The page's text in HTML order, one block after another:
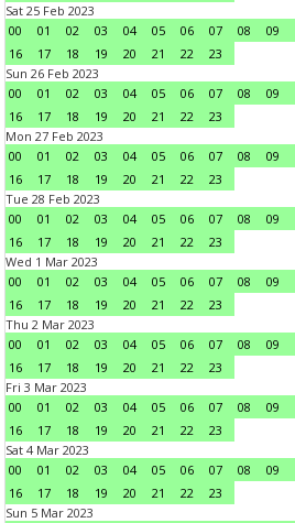
Sat 25 Feb 2023
00
01 02 03 04 05 06 07 08 09
16
17 18 19 20 21 22
23
Sun 26 Feb 2023
00
01 02 03 04 05 06 07 08 09
16
17 18 19 20 21 22
23
Mon 27 Feb 2023
00
01 02 03 04 05 06 07 08 09
16
17 18 19 20 21 22
23
Tue 28 Feb 2023
00
01 02 03 04 05 06 07 08 09
16
17 18 19 20 21 22
23
Wed 1 Mar 2023
00
01 02 03 04 05 06 07 08 09
16
17 18 19 20 21 22
23
Thu 2 Mar 2023
00
01 02 03 04 05 06 07 08 09
16
17 18 19 20 21 22
23
Fri 3 Mar 2023
00
01 02 03 04 05 06 07 08 09
16
17 18 19 20 21 22
23
Sat 4 Mar 2023
00
01 02 03 04 05 06 07 08 09
16
17 18 19 20 21 22
23
Sun 5 Mar 2023